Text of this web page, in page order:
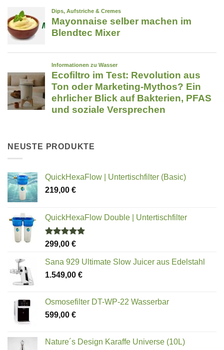
NEUSTE PRODUKTE
QuickHexaFlow | Untertischfilter (Basic)
219,00 €
QuickHexaFlow Double | Untertischfilter
Bewertet
von 5
299,00 €
Sana 929 Ultimate Slow Juicer aus Edelstahl
1.549,00 €
Osmosefilter DT-WP-22 Wasserbar
599,00 €
Nature´s Design Karaffe Universe (10L)